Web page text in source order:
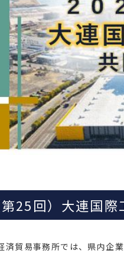
25回）大連国際
済貿易事務所では、県内企